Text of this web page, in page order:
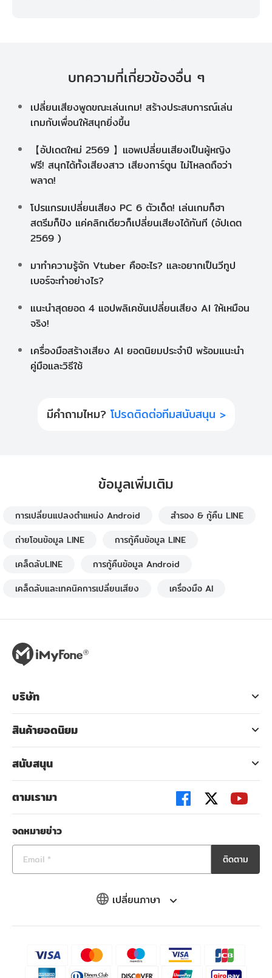
บทความที่เกี่ยวข้องอื่น ๆ
เปลี่ยนเสียงพูดขณะเล่นเกม! สร้างประสบการณ์เล่น
เกมกับเพื่อนให้สนุกยิ่งขึ้น
【อัปเดตใหม่ 2569 】แอพเปลี่ยนเสียงเป็นผู้หญิง
ฟรี! สนุกได้ทั้งเสียงสาว เสียงการ์ตูน ไม่โหลดถือว่า
พลาด!
โปรแกรมเปลี่ยนเสียง PC 6 ตัวเด็ด! เล่นเกมก็ฮา
สตรีมก็ปัง แค่คลิกเดียวก็เปลี่ยนเสียงได้ทันที (อัปเดต
2569 )
มาทำความรู้จัก Vtuber คืออะไร? และอยากเป็นวีทูป
เบอร์จะทำอย่างไร?
แนะนำสุดยอด 4 แอปพลิเคชันเปลี่ยนเสียง AI ให้เหมือน
จริง!
เครื่องมือสร้างเสียง AI ยอดนิยมประจำปี พร้อมแนะนำ
คู่มือและวิธีใช้
มีคำถามไหม? โปรดติดต่อทีมสนับสนุน >
ข้อมูลเพิ่มเติม
การเปลี่ยนแปลงตำแหน่ง Android
สำรอง & กู้คืน LINE
ถ่ายโอนข้อมูล LINE
การกู้คืนข้อมูล LINE
เคล็ดลับLINE
การกู้คืนข้อมูล Android
เคล็ดลับและเทคนิคการเปลี่ยนเสียง
เครื่องมือ AI
เปลี่ยนภาษา
บริษัท
สินค้ายอดนิยม
สนับสนุน
ตามเรามา
จดหมายข่าว
ติดตาม